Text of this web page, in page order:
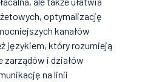
optymalizację
kanałów
językiem, który rozumieją
zarządów i działów
na linii